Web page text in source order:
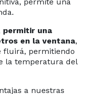
permitir una
en la ventana,
fluirá, permitiendo
la temperatura del
a nuestras